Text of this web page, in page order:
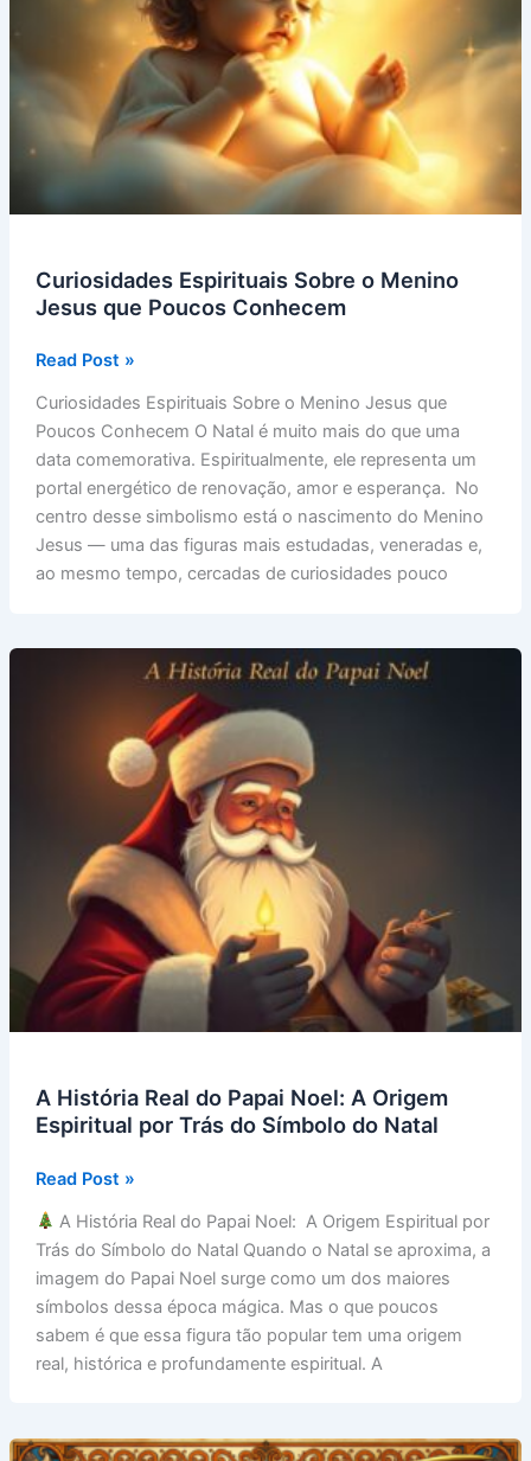
Curiosidades Espirituais Sobre o Menino
Jesus que Poucos Conhecem
Curiosidades
Jesus
Read Post »
Curiosidades Espirituais Sobre o Menino Jesus que
Poucos Conhecem O Natal é muito mais do que uma
data comemorativa. Espiritualmente, ele representa um
portal energético de renovação, amor e esperança. No
centro desse simbolismo está o nascimento do Menino
Jesus — uma das figuras mais estudadas, veneradas e,
ao mesmo tempo, cercadas de curiosidades pouco
A História Real do Papai Noel: A Origem
Espiritual por Trás do Símbolo do Natal
A
História
Real
do
Papai
Noel:
A
Origem
por
Read Post »
A História Real do Papai Noel: A Origem Espiritual por
Trás do Símbolo do Natal Quando o Natal se aproxima, a
imagem do Papai Noel surge como um dos maiores
símbolos dessa época mágica. Mas o que poucos
sabem é que essa figura tão popular tem uma origem
real, histórica e profundamente espiritual. A